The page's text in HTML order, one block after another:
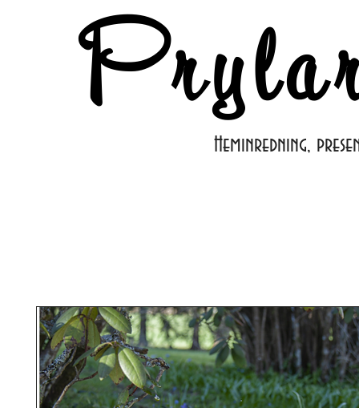
Heminredning,